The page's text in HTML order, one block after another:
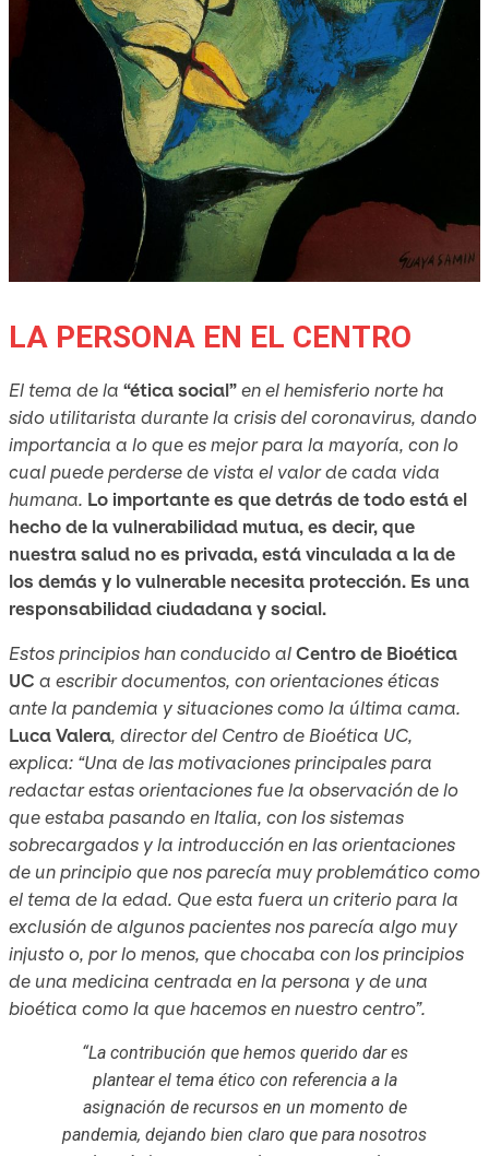
LA PERSONA EN EL CENTRO
El tema de la “ética social”en el hemisferio norte ha
sido utilitarista durante la crisis del coronavirus, dando
importancia a lo que es mejor para la mayoría, con lo
cual puede perderse de vista el valor de cada vida
humana. Lo importante es que detrás de todo está el
hecho de la vulnerabilidad mutua, es decir, que
nuestra salud no es privada, está vinculada a la de
los demás y lo vulnerable necesita protección. Es una
responsabilidad ciudadana y social.
Estos principios han conducido alCentro de Bioética
UC a escribir documentos, con orientaciones éticas
ante la pandemia y situaciones como la última cama.
Luca Valera, director del Centro de Bioética UC,
explica: “Una de las motivaciones principales para
redactar estas orientaciones fue la observación de lo
que estaba pasando en Italia, con los sistemas
sobrecargados y la introducción en las orientaciones
de un principio que nos parecía muy problemático como
el tema de la edad. Que esta fuera un criterio para la
exclusión de algunos pacientes nos parecía algo muy
injusto o, por lo menos, que chocaba con los principios
de una medicina centrada en la persona y de una
bioética como la que hacemos en nuestro centro”.
“La contribución que hemos querido dar es
plantear el tema ético con referencia a la
asignación de recursos en un momento de
pandemia, dejando bien claro que para nosotros